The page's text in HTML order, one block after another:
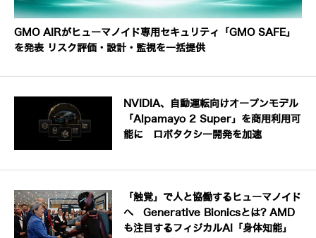
GMO AIRがヒューマノイド専用セキュリティ「GMO SAFE」
を発表 リスク評価・設計・監視を一括提供
NVIDIA、自動運転向けオープンモデル
「Alpamayo 2 Super」を商用利用可
能に ロボタクシー開発を加速
「触覚」で人と協働するヒューマノイド
へ Generative Bionicsとは? AMD
も注目するフィジカルAI「身体知能」